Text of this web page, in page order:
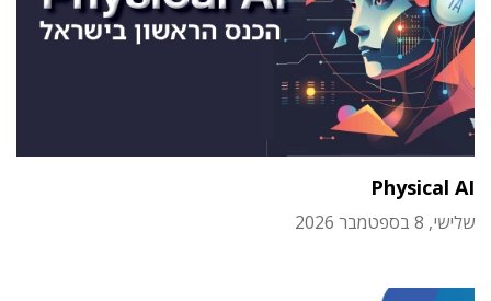
Physical AI
שלישי, 8 בספטמבר 2026